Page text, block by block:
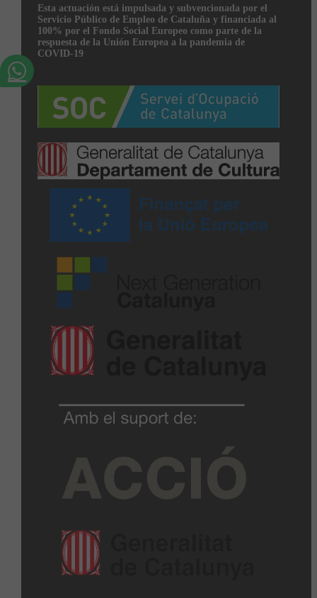
Esta actuación está impulsada y subvencionada por el
Servicio Público de Empleo de Cataluña y financiada al
100% por el Fondo Social Europeo como parte de la
respuesta de la Unión Europea a la pandemia de
COVID-19